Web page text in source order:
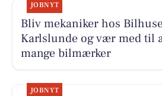
JOBNYT
Bliv mekaniker hos
Karlslunde og vær med til
mange bilmærker
JOBNYT